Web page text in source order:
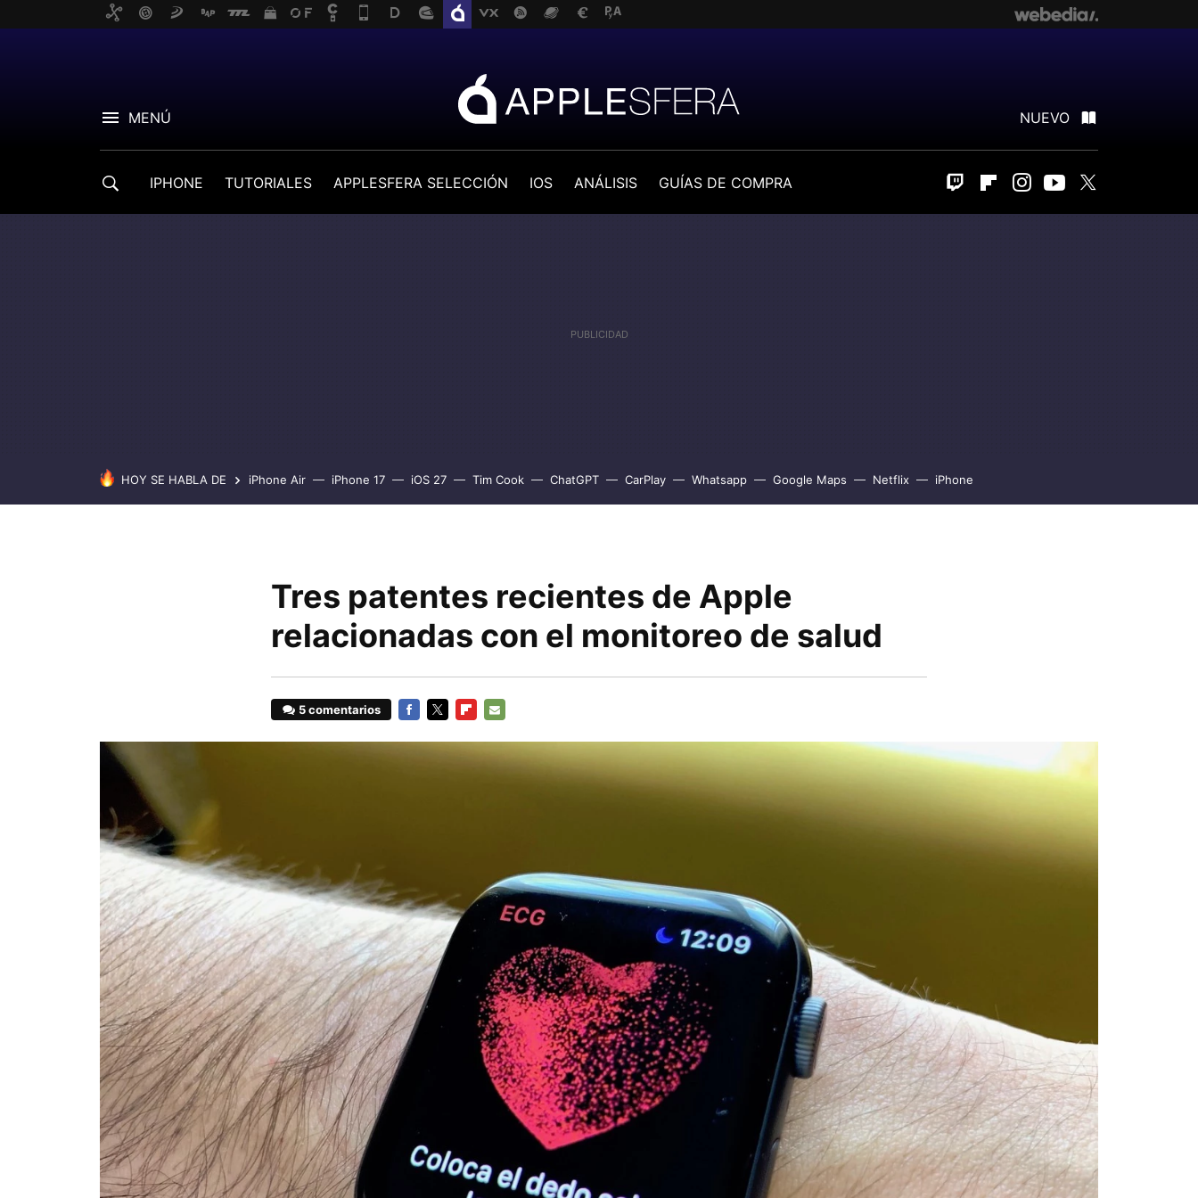
MENÚ NUEVO
IPHONE TUTORIALES APPLESFERA SELECCIÓN IOS ANÁLISIS GUÍAS DE COMPRA Twitch FlipboardInstagram
Youtube
HOY SE HABLA DE iPhone Air iPhone 17 iOS 27 Tim Cook ChatGPT CarPlay Whatsapp Google Maps Netflix iPhone
Tres patentes recientes de Apple
relacionadas con el monitoreo de salud
5 comentarios